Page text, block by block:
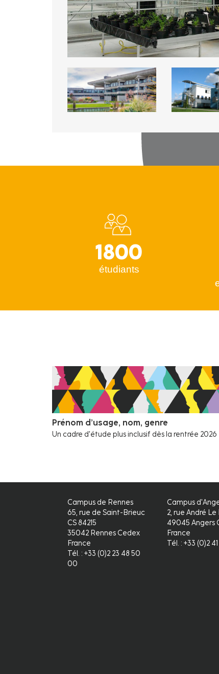
1800
étudiants
Prénom d’usage, nom, genre
Un cadre d'étude plus inclusif dès la rentrée 2026
Campus de Rennes
65, rue de Saint-Brieuc
CS 84215
35042 Rennes Cedex
France
Tél. : +33 (0)2 23 48 50
00
Campus
2, rue André
49045 Angers
France
Tél. : +33 (0)2